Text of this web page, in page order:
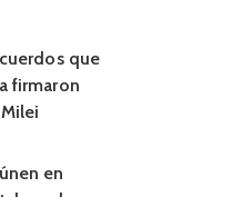
que
firmaron
en